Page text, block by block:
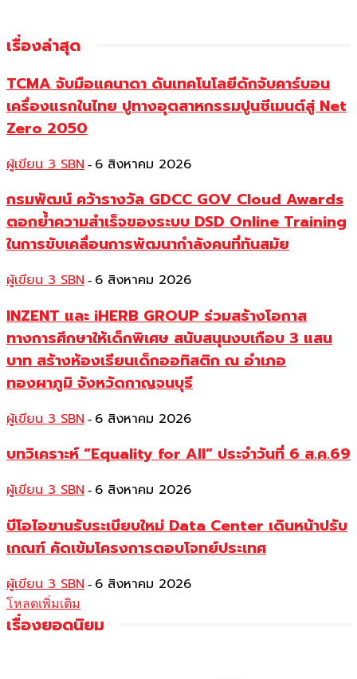
เรื่องล่าสุด
TCMA จับมือแคนาดา ดันเทคโนโลยีดักจับคาร์บอน
เครื่องแรกในไทย ปูทางอุตสาหกรรมปูนซีเมนต์สู่ Net
Zero 2050
ผู้เขียน 3 SBN - 6 สิงหาคม 2026
กรมพัฒน์ คว้ารางวัล GDCC GOV Cloud Awards
ตอกย้ำความสำเร็จของระบบ DSD Online Training
ในการขับเคลื่อนการพัฒนากำลังคนที่ทันสมัย
ผู้เขียน 3 SBN - 6 สิงหาคม 2026
INZENT และ iHERB GROUP ร่วมสร้างโอกาส
ทางการศึกษาให้เด็กพิเศษ สนับสนุนงบเกือบ 3 แสน
บาท สร้างห้องเรียนเด็กออทิสติก ณ อำเภอ
ทองผาภูมิ จังหวัดกาญจนบุรี
ผู้เขียน 3 SBN - 6 สิงหาคม 2026
บทวิเคราะห์ “Equality for All” ประจำวันที่ 6 ส.ค.69
ผู้เขียน 3 SBN - 6 สิงหาคม 2026
บีโอไอขานรับระเบียบใหม่ Data Center เดินหน้าปรับ
เกณฑ์ คัดเข้มโครงการตอบโจทย์ประเทศ
ผู้เขียน 3 SBN - 6 สิงหาคม 2026
โหลดเพิ่มเติม
เรื่องยอดนิยม